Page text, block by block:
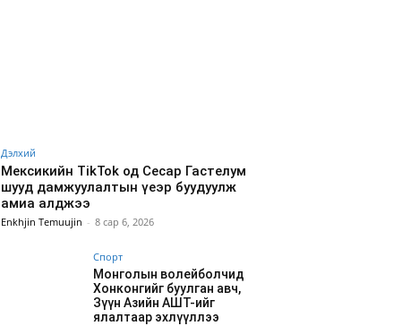
Дэлхий
Мексикийн TikTok од Сесар Гастелум
шууд дамжуулалтын үеэр буудуулж
амиа алджээ
Enkhjin Temuujin - 8 сар 6, 2026
Спорт
Монголын волейболчид
Хонконгийг буулган авч,
Зүүн Азийн АШТ-ийг
ялалтаар эхлүүллээ